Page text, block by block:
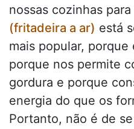
nossas cozinhas
(fritadeira a ar) está
mais popular, porque
porque nos permite
gordura e porque
energia do que os
Portanto, não é de